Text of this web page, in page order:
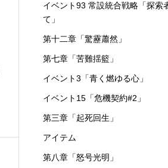
イベント93 常設統合戦略「探索
て」
第十二章「驚靂蕭然」
第七章「苦難揺籃」
イベント3「青く燃ゆる心」
イベント15「危機契約#2」
第三章「起死回生」
アイテム
第八章「怒号光明」